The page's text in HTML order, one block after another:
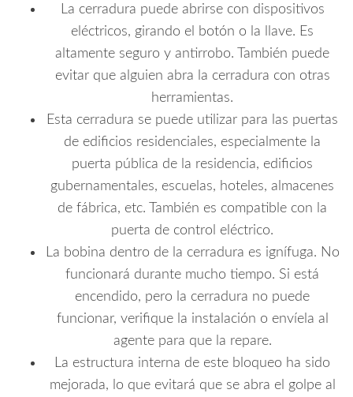
La cerradura puede abrirse con dispositivos
eléctricos, girando el botón o la llave. Es
altamente seguro y antirrobo. También puede
evitar que alguien abra la cerradura con otras
herramientas.
Esta cerradura se puede utilizar para las puertas
de edificios residenciales, especialmente la
puerta pública de la residencia, edificios
gubernamentales, escuelas, hoteles, almacenes
de fábrica, etc. También es compatible con la
puerta de control eléctrico.
La bobina dentro de la cerradura es ignífuga. No
funcionará durante mucho tiempo. Si está
encendido, pero la cerradura no puede
funcionar, verifique la instalación o envíela al
agente para que la repare.
La estructura interna de este bloqueo ha sido
mejorada, lo que evitará que se abra el golpe al